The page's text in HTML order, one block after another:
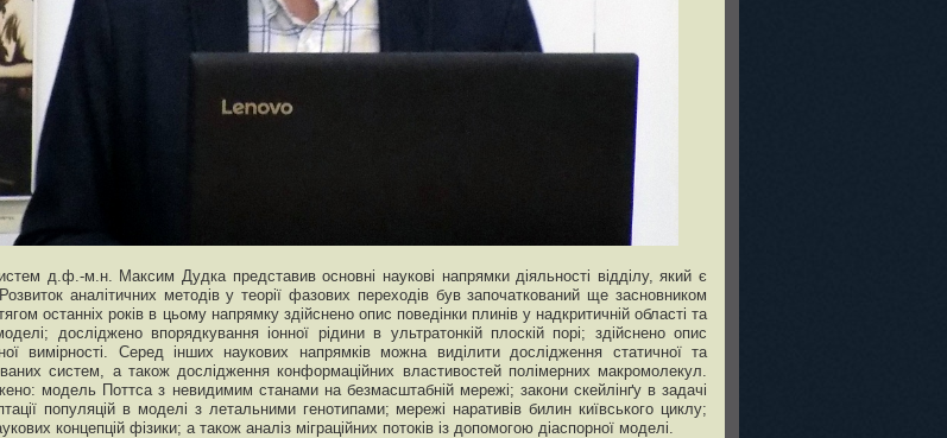
д.ф.-м.н. Максим Дудка представив основні наукові напрямки діяльності відділу, який є
аналітичних методів у теорії фазових переходів був започаткований ще засновником
останніх років в цьому напрямку здійснено опис поведінки плинів у надкритичній області та
досліджено впорядкування іонної рідини в ультратонкій плоскій порі; здійснено опис
вимірності. Серед інших наукових напрямків можна виділити дослідження статичної та
систем, а також дослідження конформаційних властивостей полімерних макромолекул.
модель Поттса з невидимим станами на безмасштабній мережі; закони скейлінґу в задачі
популяцій в моделі з летальними генотипами; мережі наративів билин київського циклу;
концепцій фізики; а також аналіз міграційних потоків із допомогою діаспорної моделі.